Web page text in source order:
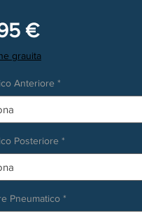
€Prezzo
grauita
Anteriore *
Posteriore *
Pneumatico *